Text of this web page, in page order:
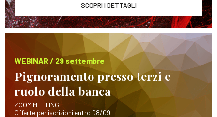
SCOPRI I DETTAGLI
WEBINAR / 29 settembre
Pignoramento presso terzi e
ruolo della banca
ZOOM MEETING
Offerte per iscrizioni entro 08/09